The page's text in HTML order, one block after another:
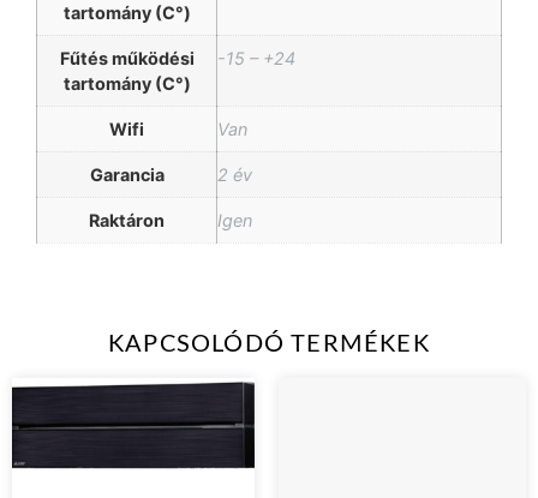
tartomány (C°)
Fűtés működési
tartomány (C°)
-15 – +24
Wifi Van
Garancia 2 év
Raktáron Igen
KAPCSOLÓDÓ TERMÉKEK